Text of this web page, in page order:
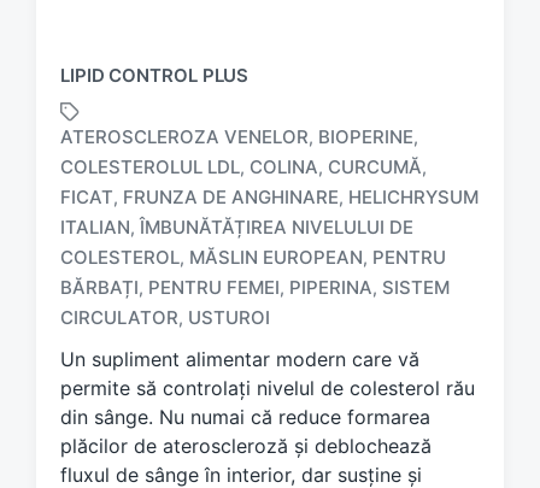
LIPID CONTROL PLUS
T
a
g
e
d
w
i
t
h
ATEROSCLEROZA VENELOR, BIOPERINE,
COLESTEROLUL LDL, COLINA, CURCUMĂ,
FICAT, FRUNZA DE ANGHINARE, HELICHRYSUM
ITALIAN, ÎMBUNĂTĂȚIREA NIVELULUI DE
COLESTEROL, MĂSLIN EUROPEAN, PENTRU
BĂRBAȚI, PENTRU FEMEI, PIPERINA, SISTEM
CIRCULATOR, USTUROI
Un supliment alimentar modern care vă
permite să controlați nivelul de colesterol rău
din sânge. Nu numai că reduce formarea
plăcilor de ateroscleroză și deblochează
fluxul de sânge în interior, dar susține și